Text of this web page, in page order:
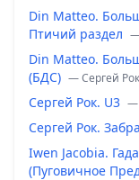
Din Matteo.
Птичий раздел —
Din Matteo.
(БДС) — Сергей Рок
Сергей Рок. U3 —
Сергей Рок.
Iwen Jacobia.
(Пуговичное